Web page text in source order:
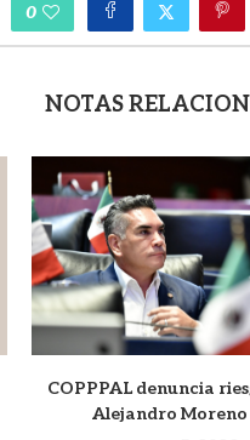
0
NOTAS
COPPPAL denuncia
Alejandro Moreno